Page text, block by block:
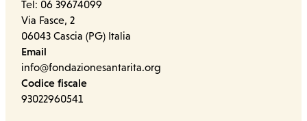
Tel: 06 39674099
Via Fasce, 2
06043 Cascia (PG) Italia
Email
info@fondazionesantarita.org
Codice fiscale
93022960541